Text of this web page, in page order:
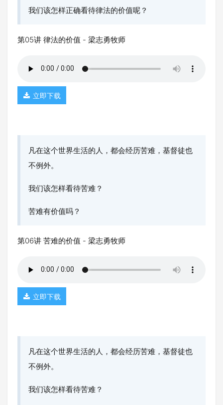
我们该怎样正确看待律法的价值呢？
第05讲 律法的价值 - 梁志勇牧师
立即下载
凡在这个世界生活的人，都会经历苦难，基督徒也
不例外。
我们该怎样看待苦难？
苦难有价值吗？
第06讲 苦难的价值 - 梁志勇牧师
立即下载
凡在这个世界生活的人，都会经历苦难，基督徒也
不例外。
我们该怎样看待苦难？